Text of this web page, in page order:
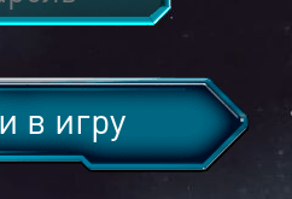
в игру